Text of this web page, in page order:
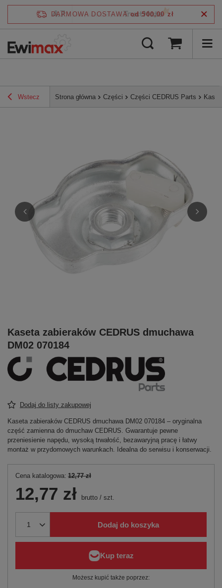
DARMOWA DOSTAWA od 500,00 zł
Wstecz Strona główna Części Części CEDRUS Parts
Kaseta zabieraków CEDRUS dmuchawa
DM02 070184
Dodaj do listy zakupowej
Kaseta zabieraków CEDRUS dmuchawa DM02 070184 – oryginalna
część zamienna do dmuchaw CEDRUS. Gwarantuje pewne
przeniesienie napędu, wysoką trwałość, bezawaryjną pracę i łatwy
montaż w przydomowych warunkach. Idealna do serwisu i konserwacji.
Cena katalogowa: 12,77 zł
12,77 zł brutto / szt.
Dodaj do koszyka
Możesz kupić także poprzez:
4.7/5 zweryfikowane przez